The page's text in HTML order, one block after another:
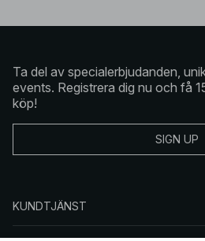
Ta del av specialerbjudanden,
events. Registrera dig nu och få
köp!
SIGN UP
KUNDTJÄNST